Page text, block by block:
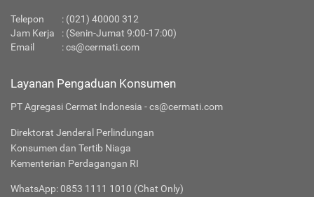
Telepon : (021) 40000 312
Jam Kerja
: (Senin-Jumat 9:00-17:00)
Email
:cs@cermati.com
Layanan Pengaduan Konsumen
PT Agregasi Cermat Indonesia - cs@cermati.com
Direktorat Jenderal Perlindungan
Konsumen dan Tertib Niaga
Kementerian Perdagangan RI
WhatsApp: 0853 1111 1010 (Chat Only)